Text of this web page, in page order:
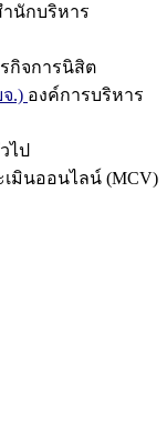
ำนักบริหาร
กิจการนิสิต
.) องค์การบริหาร
ไป
เมินออนไลน์ (MCV)